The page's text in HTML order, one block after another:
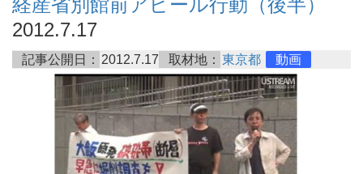
経産省別館前アピール行動（後半）
2012.7.17
記事公開日： 2012.7.17 取材地： 東京都 動画